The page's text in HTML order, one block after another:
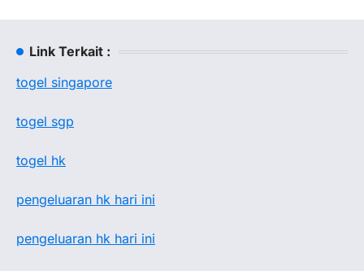
Link Terkait :
togel singapore
togel sgp
togel hk
pengeluaran hk hari ini
pengeluaran hk hari ini